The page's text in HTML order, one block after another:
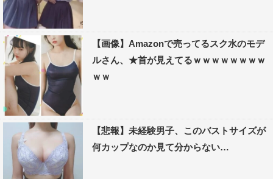
【画像】Amazonで売ってるスク水のモデ
ルさん、★首が見えてるｗｗｗｗｗｗｗｗ
ｗｗ
【悲報】未経験男子、このバストサイズが
何カップなのか見て分からない…